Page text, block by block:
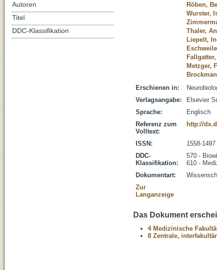
Röben,
Wurster,
Thaler,
Liepelt,
Metzger,
Erschienen in:
Verlagsangabe:
Elsevier
Sprache:
Englisch
Referenz zum
Volltext:
http://
ISSN:
1558-1497
DDC-
Klassifikation:
570 -
610 -
Dokumentart:
Zur
Langanzeige
Das Dokument
4 Medizinische
8 Zentrale,
Autoren
Titel
DDC-Klassifikation